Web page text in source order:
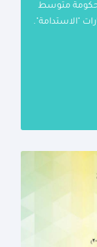
متوسط
"الاستدامة".